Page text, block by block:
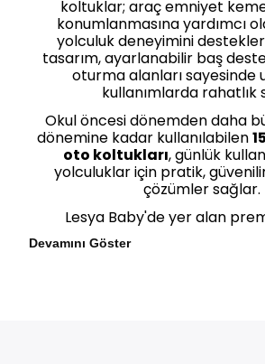
koltuklar; araç emniyet
konumlanmasına yardımcı
yolculuk deneyimini
tasarım, ayarlanabilir baş
oturma alanları sayesinde
kullanımlarda rahatlık
Okul öncesi dönemden daha
dönemine kadar kullanılabilen
oto koltukları, günlük
yolculuklar için pratik,
çözümler sağlar.
Lesya Baby'de yer alan
Devamını Göster